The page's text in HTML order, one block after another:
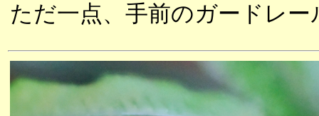
ただ一点、手前のガードレー